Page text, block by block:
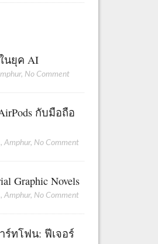
ในยุค AI
, No Comment
กับมือถือ
,Amphur, No Comment
Graphic Novels
,Amphur, No Comment
ร์ทโฟน: ฟีเจอร์